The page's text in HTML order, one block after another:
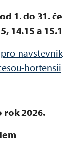
od 1. do 31.
14.15 a
hortensii
rok 2026.